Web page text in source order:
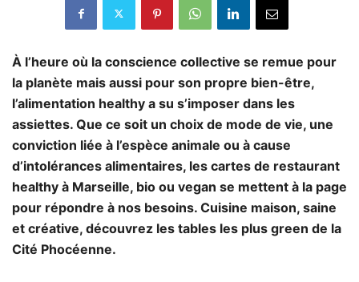
À l’heure où la conscience collective se remue pour
la planète mais aussi pour son propre bien-être,
l’alimentation healthy a su s’imposer dans les
assiettes. Que ce soit un choix de mode de vie, une
conviction liée à l’espèce animale ou à cause
d’intolérances alimentaires, les cartes de restaurant
healthy à Marseille, bio ou vegan se mettent à la page
pour répondre à nos besoins. Cuisine maison, saine
et créative, découvrez les tables les plus green de la
Cité Phocéenne.